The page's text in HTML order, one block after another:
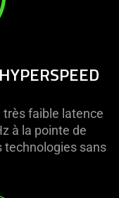
très faible latence
à la pointe de
technologies sans